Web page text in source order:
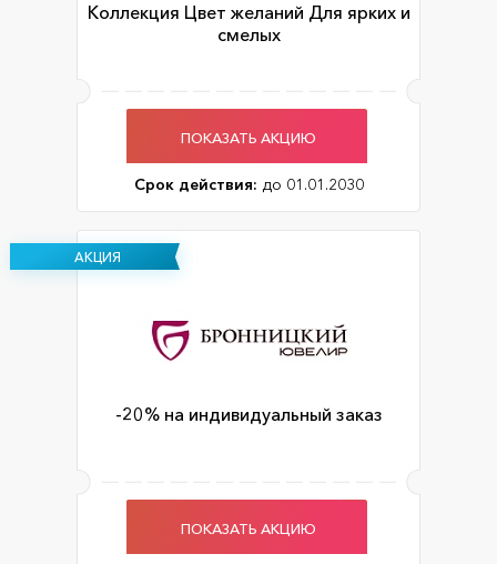
Коллекция Цвет желаний Для ярких и
смелых
ПОКАЗАТЬ АКЦИЮ
Срок действия: до 01.01.2030
АКЦИЯ
-20% на индивидуальный заказ
ПОКАЗАТЬ АКЦИЮ